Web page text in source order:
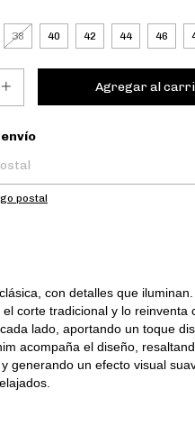
38 40 42 44 46
el CP:
postal
con detalles que
el corte tradicional y lo reinventa
lado, aportando un toque
acompaña el diseño,
generando un efecto visual